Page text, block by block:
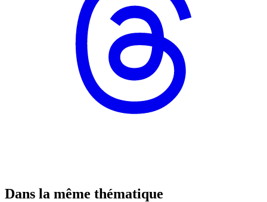
Dans la même thématique